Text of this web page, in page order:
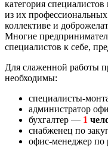
категория
из их профессиональных
коллективе и
Многие
специалистов к себе,
Для слаженной работы
необходимы:
специалисты-
администратор
бухгалтер — 1
снабженец по
офис-менеджер по